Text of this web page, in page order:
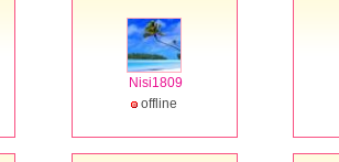
Nisi1809
offline